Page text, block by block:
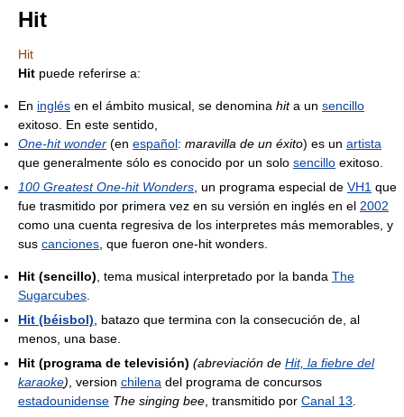
Hit
Hit
Hit puede referirse a:
En inglés en el ámbito musical, se denomina hita un sencillo
exitoso. En este sentido,
One-hit wonder (en español: maravilla de un éxito) es un artista
que generalmente sólo es conocido por un solo sencillo exitoso.
100 Greatest One-hit Wonders , un programa especial de VH1 que
fue trasmitido por primera vez en su versión en inglés en el 2002
como una cuenta regresiva de los interpretes más memorables, y
sus canciones , que fueron one-hit wonders.
Hit (sencillo) , tema musical interpretado por la banda The
Sugarcubes
Hit (béisbol) , batazo que termina con la consecución de, al
menos, una base.
Hit (programa de televisión) (abreviación de Hit, la fiebre del
karaoke) , version chilena del programa de concursos
estadounidense The singing bee , transmitido por Canal 13